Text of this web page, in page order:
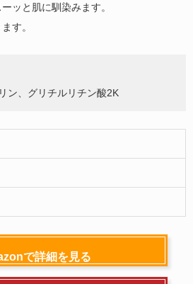
ッと肌に馴染みます。
す。
ン、グリチルリチン酸2K
で詳細を見る